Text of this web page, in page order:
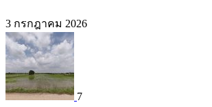
3 กรกฎาคม 2026
7